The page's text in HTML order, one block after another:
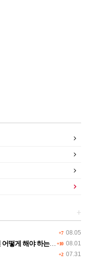
+
+7 08.05
+10 08.01
해야 하는 지요?
+2 07.31